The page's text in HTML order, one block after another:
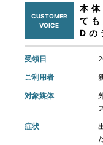
CUSTOMER
VOICE
本
て
Dの
受領日
ご利用者
対象媒体
症状